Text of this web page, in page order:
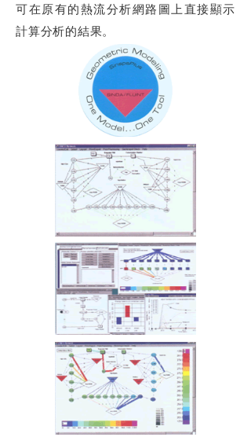
可在原有的熱流分析網路圖上直接顯示
計算分析的結果。